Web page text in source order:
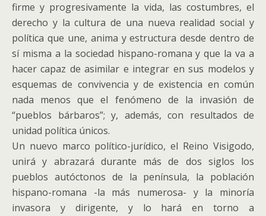
firme y progresivamente la vida, las costumbres, el
derecho y la cultura de una nueva realidad social y
política que une, anima y estructura desde dentro de
sí misma a la sociedad hispano-romana y que la va a
hacer capaz de asimilar e integrar en sus modelos y
esquemas de convivencia y de existencia en común
nada menos que el fenómeno de la invasión de
“pueblos bárbaros”; y, además, con resultados de
unidad política únicos.
Un nuevo marco político-jurídico, el Reino Visigodo,
unirá y abrazará durante más de dos siglos los
pueblos autóctonos de la península, la población
hispano-romana -la más numerosa- y la minoría
invasora y dirigente, y lo hará en torno a